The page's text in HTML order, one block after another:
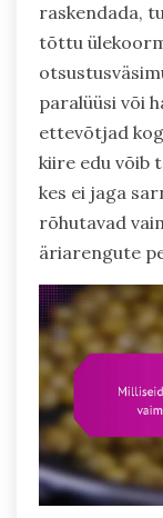
raskendada,
tõttu
paralüüsi või
ettevõtjad
kiire edu võib
kes ei jaga
rõhutavad
äriarengute